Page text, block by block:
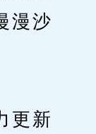
漫沙
新